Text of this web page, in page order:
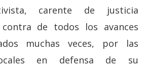
carente de justicia
de todos los avances
muchas veces, por las
en defensa de su